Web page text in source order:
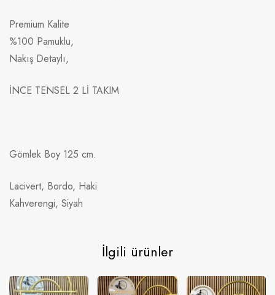
Premium Kalite
%100 Pamuklu,
Nakış Detaylı,
İNCE TENSEL 2 Lİ TAKIM
Gömlek Boy 125 cm.
Lacivert, Bordo, Haki
Kahverengi, Siyah
İlgili ürünler